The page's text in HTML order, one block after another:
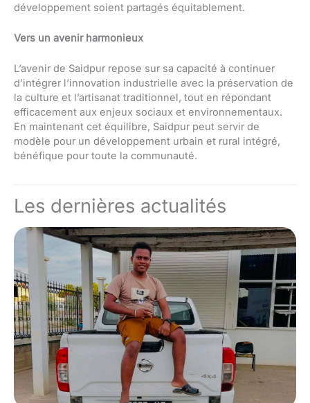
développement soient partagés équitablement.
Vers un avenir harmonieux
L’avenir de Saidpur repose sur sa capacité à continuer
d’intégrer l’innovation industrielle avec la préservation de
la culture et l’artisanat traditionnel, tout en répondant
efficacement aux enjeux sociaux et environnementaux.
En maintenant cet équilibre, Saidpur peut servir de
modèle pour un développement urbain et rural intégré,
bénéfique pour toute la communauté.
Les dernières actualités